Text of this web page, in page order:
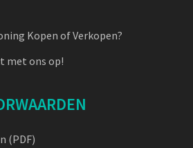
Kopen of Verkopen?
met ons op!
(PDF)